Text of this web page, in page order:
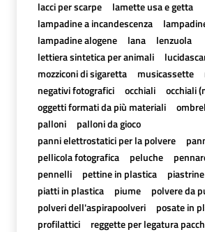
lacci per scarpe
lamette usa e getta
lampadine a incandescenza
lampadine alogene
lana
lenzuola
lettiera sintetica per animali
mozziconi di sigaretta
musicassette
negativi fotografici
occhiali
occhiali
oggetti formati da più materiali
palloni
palloni da gioco
panni elettrostatici per la polvere
pellicola fotografica
peluche
pennelli
pettine in plastica
piatti in plastica
piume
polvere da
polveri dell'aspirapoolveri
posate in
profilattici
reggette per legatura